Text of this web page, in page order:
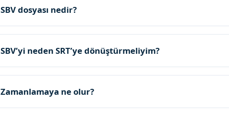
SBV dosyası nedir?
SBV’yi neden SRT’ye dönüştürmeliyim?
Zamanlamaya ne olur?